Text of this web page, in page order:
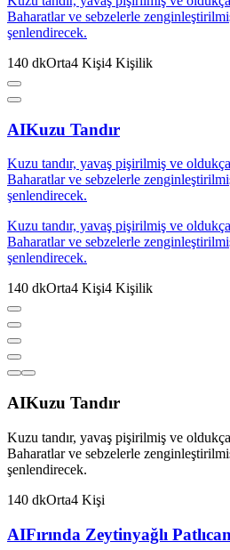
Baharatlar ve sebzelerle
şenlendirecek.
140 dkOrta4 Kişi4 Kişilik
AIKuzu Tandır
Kuzu tandır, yavaş pişirilmiş ve
Baharatlar ve sebzelerle
şenlendirecek.
Kuzu tandır, yavaş pişirilmiş ve
Baharatlar ve sebzelerle
şenlendirecek.
140 dkOrta4 Kişi4 Kişilik
AIKuzu Tandır
Kuzu tandır, yavaş pişirilmiş ve
Baharatlar ve sebzelerle
şenlendirecek.
140 dkOrta4 Kişi
AIFırında Zeytinyağlı Patlıcan